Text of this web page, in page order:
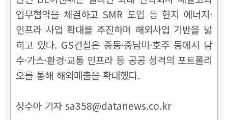
업무협약을 체결하고 SMR 도입 등 현지 에너지·
인프라 사업 확대를 추진하며 해외사업 기반을 넓
히고 있다. GS건설은 중동·중남미·호주 등에서 담
수·가스·환경·교통 인프라 등 공공 성격의 포트폴리
오를 통해 해외매출을 확대했다.
성수아 기자 sa358@datanews.co.kr